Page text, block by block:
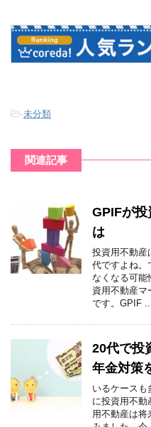
-未分類
関連記事
GPIFが投
は
投資用不動産
代ですよね。
なくなる可能
資用不動産マ
です。GPIF ...
20代で投
年金対策
いるケースも
に投資用不動
用不動産は将